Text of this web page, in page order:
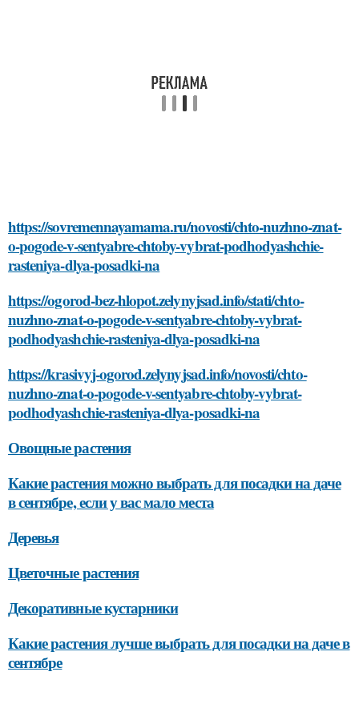
https://sovremennayamama.ru/novosti/chto-nuzhno-znat-
o-pogode-v-sentyabre-chtoby-vybrat-podhodyashchie-
rasteniya-dlya-posadki-na
https://ogorod-bez-hlopot.zelynyjsad.info/stati/chto-
nuzhno-znat-o-pogode-v-sentyabre-chtoby-vybrat-
podhodyashchie-rasteniya-dlya-posadki-na
https://krasivyj-ogorod.zelynyjsad.info/novosti/chto-
nuzhno-znat-o-pogode-v-sentyabre-chtoby-vybrat-
podhodyashchie-rasteniya-dlya-posadki-na
Овощные растения
Какие растения можно выбрать для посадки на даче
в сентябре, если у вас мало места
Деревья
Цветочные растения
Декоративные кустарники
Какие растения лучше выбрать для посадки на даче в
сентябре